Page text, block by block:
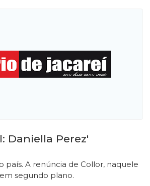
Daniella Perez'
país. A renúncia de Collor, naquele
segundo plano.